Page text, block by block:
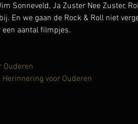
Sonneveld, Ja Zuster Nee Zuster,
En we gaan de Rock & Roll niet
aantal filmpjes.
Ouderen
voor Ouderen